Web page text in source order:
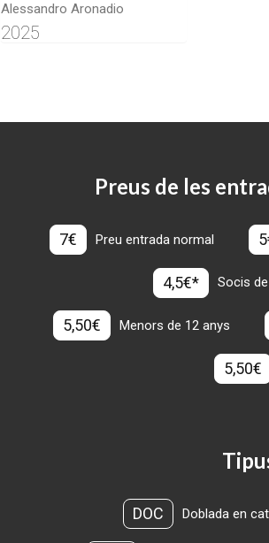
Alessandro Aronadio
2025
Preus de les
7€ Preu entrada normal
4,5€* Socis
5,50€ Menors de 12 anys
5,50€
DOC Doblada en